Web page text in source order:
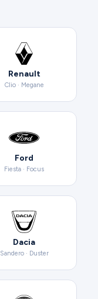
Renault
Clio · Megane
Ford
Fiesta · Focus
Dacia
Sandero · Duster